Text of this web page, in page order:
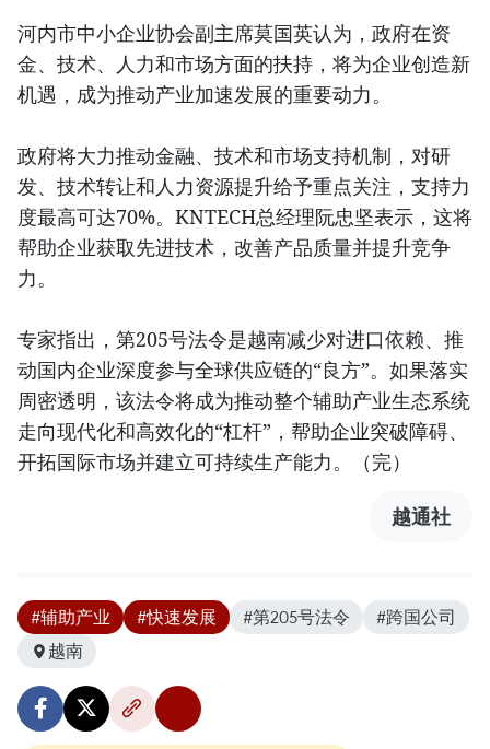
河内市中小企业协会副主席莫国英认为，政府在资
金、技术、人力和市场方面的扶持，将为企业创造新
机遇，成为推动产业加速发展的重要动力。
政府将大力推动金融、技术和市场支持机制，对研
发、技术转让和人力资源提升给予重点关注，支持力
度最高可达70%。KNTECH总经理阮忠坚表示，这将
帮助企业获取先进技术，改善产品质量并提升竞争
力。
专家指出，第205号法令是越南减少对进口依赖、推
动国内企业深度参与全球供应链的“良方”。如果落实
周密透明，该法令将成为推动整个辅助产业生态系统
走向现代化和高效化的“杠杆”，帮助企业突破障碍、
开拓国际市场并建立可持续生产能力。（完）
越通社
#辅助产业 #快速发展 #第205号法令
#跨国公司
越南